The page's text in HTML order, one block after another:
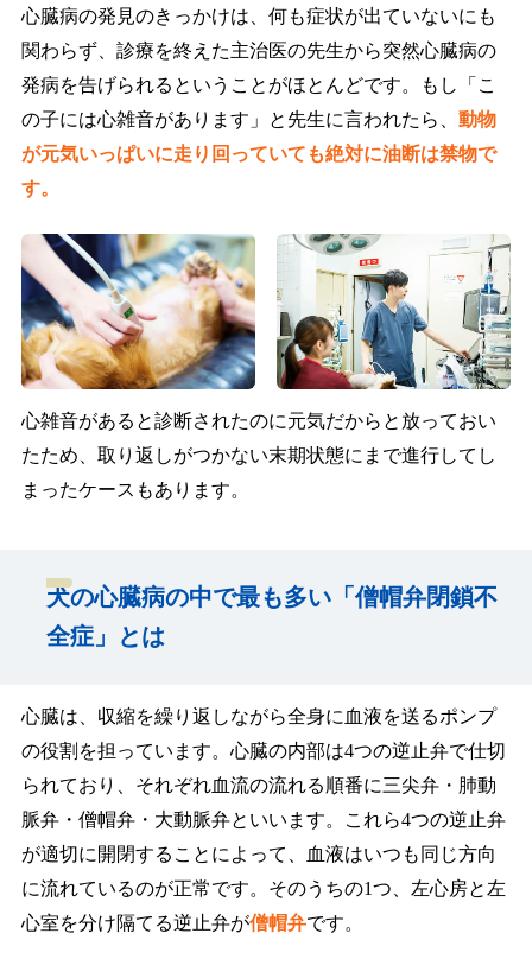
心臓病の発見のきっかけは、何も症状が出ていないにも
関わらず、診療を終えた主治医の先生から突然心臓病の
発病を告げられるということがほとんどです。もし「こ
の子には心雑音があります」と先生に言われたら、 動物
が元気いっぱいに走り回っていても絶対に油断は禁物で
す。
心雑音があると診断されたのに元気だからと放っておい
たため、取り返しがつかない末期状態にまで進行してし
まったケースもあります。
犬の心臓病の中で最も多い「僧帽弁閉鎖不
全症」とは
心臓は、収縮を繰り返しながら全身に血液を送るポンプ
の役割を担っています。心臓の内部は4つの逆止弁で仕切
られており、それぞれ血流の流れる順番に三尖弁・肺動
脈弁・僧帽弁・大動脈弁といいます。これら4つの逆止弁
が適切に開閉することによって、血液はいつも同じ方向
に流れているのが正常です。そのうちの1つ、左心房と左
心室を分け隔てる逆止弁が僧帽弁です。